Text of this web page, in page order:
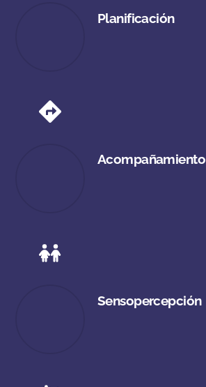
Planificación
Acompañamiento
Sensopercepción